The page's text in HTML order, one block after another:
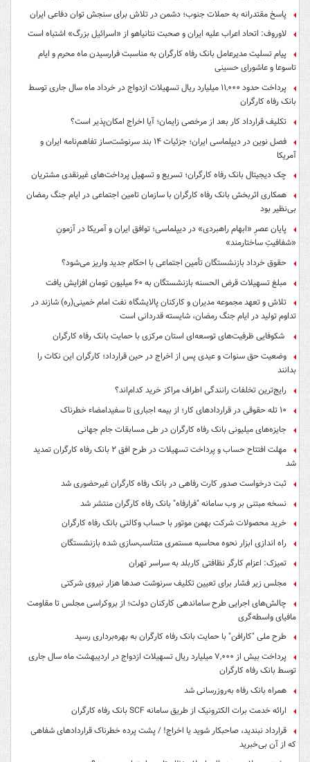
پاسخ مقتدرانه به حملات جنوب؛ دشمن در تلاش برای سنجش توان دفاعی ایران
لاوروف: اتحاد اعراب علیه ایران و صحبت نتانیاهو از «اسرائیل بزرگ» اشتباه است
پیام تسلیت مدیرعامل بانک رفاه کارگران به مناسبت فرارسیدن ماه محرم و ایام
تاسوعا و عاشورای حسینی
پرداخت حدود ۱۱,۰۰۰ میلیارد ریال تسهیلات ازدواج در خرداد ماه سال جاری توسط
بانک رفاه کارگران
تکلیف قرارداد کار بعد از مرخصی زایمان؛ آیا اخراج امکان‌پذیر است؟
فصل نوین در دیپلماسی ایران؛ جزئیات ۱۴ بند سرنوشت‌ساز تفاهم‌نامه ایران و
آمریکا
چک دیجیتال بانک رفاه کارگران؛ تسریع و تسهیل پرداخت‌های غیرنقدی مشتریان
همکاری اثربخش بانک رفاه کارگران با سازمان تامین اجتماعی در ایام جنگ رمضان
بی‌نظیر بود
پایان عصرِ «ابهام راهبردی» در دیپلماسی؛ توافق ایران و آمریکا در آزمونِ
«شفافیتِ ساختارمند»
حقوق خرداد بازنشستگان تأمین اجتماعی با احکام جدید واریز می‌شود؟
مبلغ تسهیلات قرض الحسنه بازنشستگان به ۶۰ میلیون تومان افزایش یافت
تلاش و تعهد مجموعه مدیران و کارکنان پالایشگاه نفت امام خمینی(ره) شازند در
تداوم تولید در ایام جنگ رمضان، شایسته قدردانی است
شکوفایی ظرفیت‌های توسعه‌ای استان مرکزی با حمایت بانک رفاه کارگران
وضعیت حق سنوات و عیدی پس از اخراج در حین قرارداد؛ کارگران این نکات را
بدانند
رایج‌ترین تخلفات رانندگی اطراف مراکز خرید کدام‌اند؟
۱۰ تله حقوقی در قراردادهای کار؛ از بیمه اجباری تا سفیدامضاء خطرناک
جایزه‌های میلیونی بانک رفاه کارگران در طی مسابقات جام جهانی
مهلت افتتاح حساب و پرداخت تسهیلات در طرح افق ۲ بانک رفاه کارگران تمدید
شد
ثبت درخواست صدور کارت رفاهی در بانک رفاه کارگران غیرحضوری شد
نسخه مبتنی بر وب سامانه "فرارفاه" بانک رفاه کارگران منتشر شد
خرید محصولات شرکت بهمن موتور با حساب وکالتی بانک رفاه کارگران
راه اندازی ابزار نحوه محاسبه مستمری متناسب‌سازی شده بازنشستگان
تمیزک: اعزام کارگر نظافتی کاربلد به سراسر تهران
مجلس زیر فشار برای تعیین تکلیف سرنوشت صدها هزار نیروی شرکتی
چالش‌های اجرایی طرح ساماندهی کارکنان دولت؛ از بروکراسی مجلس تا مقاومت
مافیای واسطه‌گری
طرح ملی "کارافن" با حمایت بانک رفاه کارگران به بهره‌برداری رسید
پرداخت بیش از ۷,۰۰۰ میلیارد ریال تسهیلات ازدواج در اردیبهشت ماه سال جاری
توسط بانک رفاه کارگران
همراه بانک رفاه به‌روزرسانی شد
ارائه خدمت برات الکترونیک از طریق سامانه SCF بانک رفاه کارگران
قرارداد نبندید، صاحبکار شوید یا اخراج! / پشت پرده خطرناک قراردادهای شفاهی
که از آن بی‌خبرید